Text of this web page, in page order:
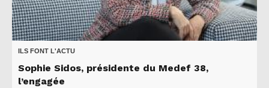
ILS FONT L'ACTU
Sophie Sidos, présidente du Medef 38,
l’engagée